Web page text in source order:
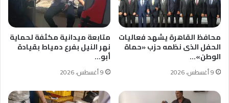
محافظ القاهرة يشهد فعاليات
الحفل الذى نظمه حزب «حماة
الوطن»…
9 أغسطس، 2026
متابعة ميدانية مكثفة لحماية
نهر النيل بفرع دمياط بقيادة
أبو…
9 أغسطس، 2026